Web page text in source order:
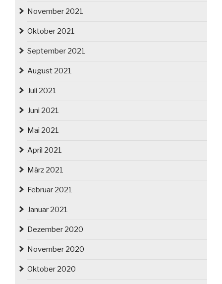
November 2021
Oktober 2021
September 2021
August 2021
Juli 2021
Juni 2021
Mai 2021
April 2021
März 2021
Februar 2021
Januar 2021
Dezember 2020
November 2020
Oktober 2020